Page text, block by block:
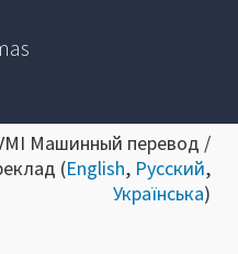
Машинный перевод /
(English, Русский,
Українська)